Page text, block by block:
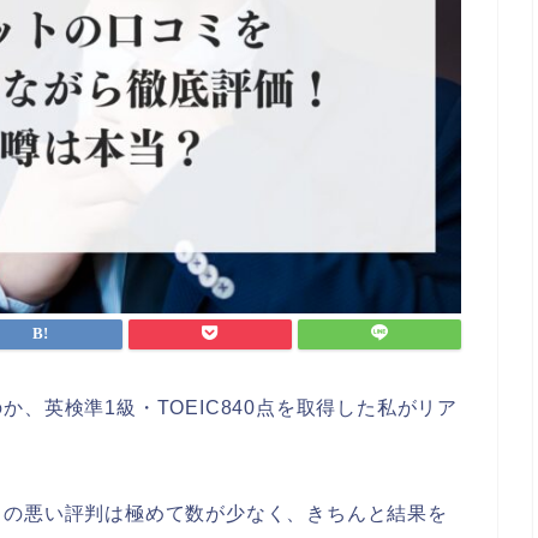
、英検準1級・TOEIC840点を取得した私がリア
悪い評判は極めて数が少なく、きちんと結果を